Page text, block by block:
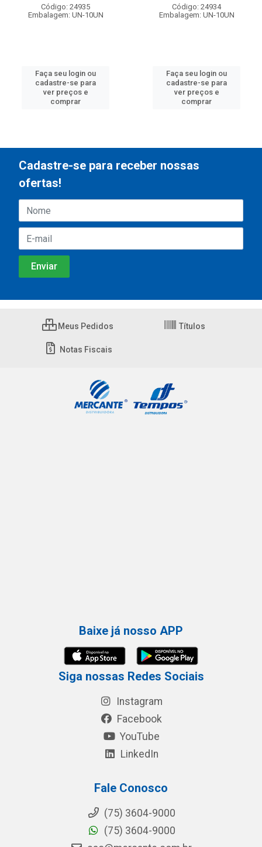
Código: 24935
Embalagem: UN-10UN
Faça seu login ou
cadastre-se para
ver preços e
comprar
Código: 24934
Embalagem: UN-10UN
Faça seu login ou
cadastre-se para
ver preços e
comprar
Cadastre-se para receber nossas
ofertas!
Meus Pedidos Títulos
Notas Fiscais
Baixe já nosso APP
Siga nossas Redes Sociais
Instagram
Facebook
YouTube
LinkedIn
Fale Conosco
(75) 3604-9000
(75) 3604-9000